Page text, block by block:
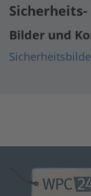
Bilder und